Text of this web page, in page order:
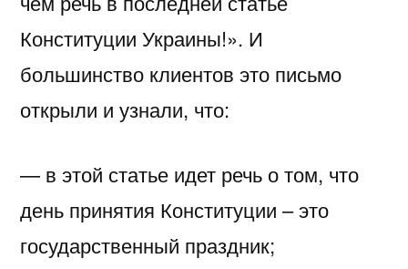
Конституции Украины!». И
большинство клиентов это письмо
открыли и узнали, что:
— в этой статье идет речь о том, что
день принятия Конституции – это
государственный праздник;